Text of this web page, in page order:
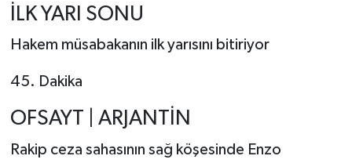
İLK YARI SONU
Hakem müsabakanın ilk yarısını bitiriyor
45. Dakika
OFSAYT | ARJANTİN
Rakip ceza sahasının sağ köşesinde Enzo